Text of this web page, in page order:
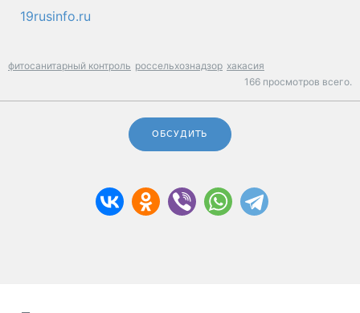
19rusinfo.ru
фитосанитарный контроль россельхознадзор хакасия
166 просмотров всего.
ОБСУДИТЬ